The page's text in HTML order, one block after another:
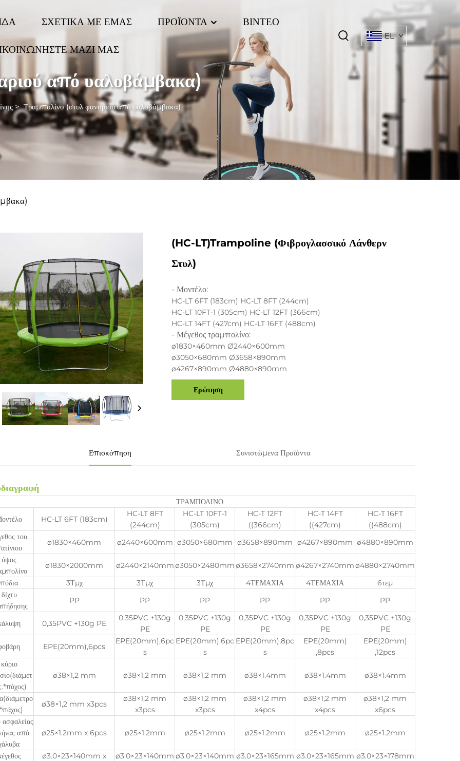
ΣΧΕΤΙΚΑ ΜΕ ΕΜΑΣ ΠΡΟΪΟΝΤΑ ΒΙΝΤΕΟ
ΜΑΖΙ ΜΑΣ
EL
από υαλοβάμβακα)
>Τραμπολίνο (στυλ φαναριού από υαλοβάμβακα)
(HC-LT)Trampoline (φιβρογλασσικό Λάνθερν
Στυλ)
- Μοντέλο:
HC-LT 6FT (183cm) HC-LT 8FT (244cm)
HC-LT 10FT-1 (305cm) HC-LT 12FT (366cm)
HC-LT 14FT (427cm) HC-LT 16FT (488cm)
- Μέγεθος τραμπολίνο:
ø1830×460mm Ø2440×600mm
ø3050×680mm Ø3658×890mm
ø4267×890mm Ø4880×890mm
Ερώτηση
Επισκόπηση Συνιστώμενα Προϊόντα
ΤΡΑΜΠΟΛΙΝΟ
HC-LT 6FT (183cm)
HC-LT 8FT
(244cm)
HC-LT 10FT-1
(305cm)
HC-T 12FT
((366cm)
HC-T 14FT
((427cm)
HC-T 16FT
((488cm)
του
ø1830×460mm ø2440×600mm ø3050×680mm ø3658×890mm ø4267×890mm ø4880×890mm
ύψος
ø1830×2000mm ø2440×2140mmø3050×2480mmø3658×2740mm ø4267×2740mmø4880×2740mm
πόδια
3Τμχ 3Τμχ 3Τμχ 4ΤΕΜΑΧΙΑ 4ΤΕΜΑΧΙΑ
6τεμ
δίχτυ
PP PP PP PP PP PP
0,35PVC +130g PE
0,35PVC +130g
PE
0,35PVC +130g
PE
0,35PVC +130g
PE
0,35PVC +130g
PE
0,35PVC +130g
PE
EPE(20mm),6pcs
EPE(20mm),6pc
s
EPE(20mm),6pc
s
EPE(20mm),8pc
s
EPE(20mm)
,8pcs
EPE(20mm)
,12pcs
κύριο
ø38×1,2 mm ø38×1,2 mm ø38×1,2 mm ø38×1.4mm ø38×1.4mm ø38×1.4mm
ø38×1,2 mm x3pcs
ø38×1,2 mm
x3pcs
ø38×1,2 mm
x3pcs
ø38×1,2 mm
x4pcs
ø38×1,2 mm
x4pcs
ø38×1,2 mm
x6pcs
ασφαλείας
από
ø25×1.2mm x 6pcs ø25×1.2mm ø25×1.2mm ø25×1.2mm ø25×1.2mm ø25×1.2mm
ø3.0×23×140mm x
ø3.0×23×140mm ø3.0×23×140mm ø3.0×23×165mm ø3.0×23×165mm ø3.0×23×178mm